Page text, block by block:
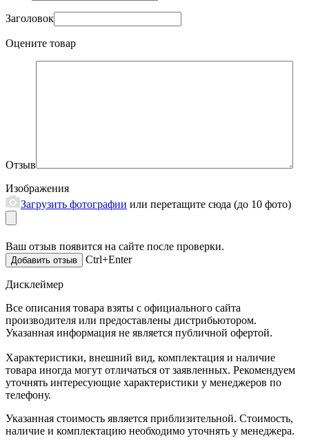
Заголовок
Оцените товар
Отзыв
Изображения
Загрузить фотографии или перетащите сюда (до 10 фото)
Ваш отзыв появится на сайте после проверки.
Ctrl+Enter
Дисклеймер
Все описания товара взяты с официального сайта
производителя или предоставлены дистрибьютором.
Указанная информация не является публичной офертой.
Характеристики, внешний вид, комплектация и наличие
товара иногда могут отличаться от заявленных. Рекомендуем
уточнять интересующие характеристики у менеджеров по
телефону.
Указанная стоимость является приблизительной. Стоимость,
наличие и комплектацию необходимо уточнять у менеджера.